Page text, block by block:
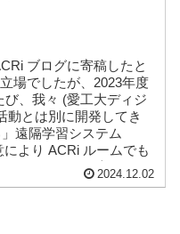
ブログに寄稿したと
場でしたが、2023年度
、我々 (愛工大ディジ
動とは別に開発してき
遠隔学習システム
より ACRi ルームでも
システムには専用のコ
後の ACRi 関係のイベ
2024.12.02